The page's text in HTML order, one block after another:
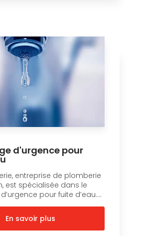
d'urgence pour
entreprise de plomberie
est spécialisée dans le
pour fuite d’eau....
En savoir plus